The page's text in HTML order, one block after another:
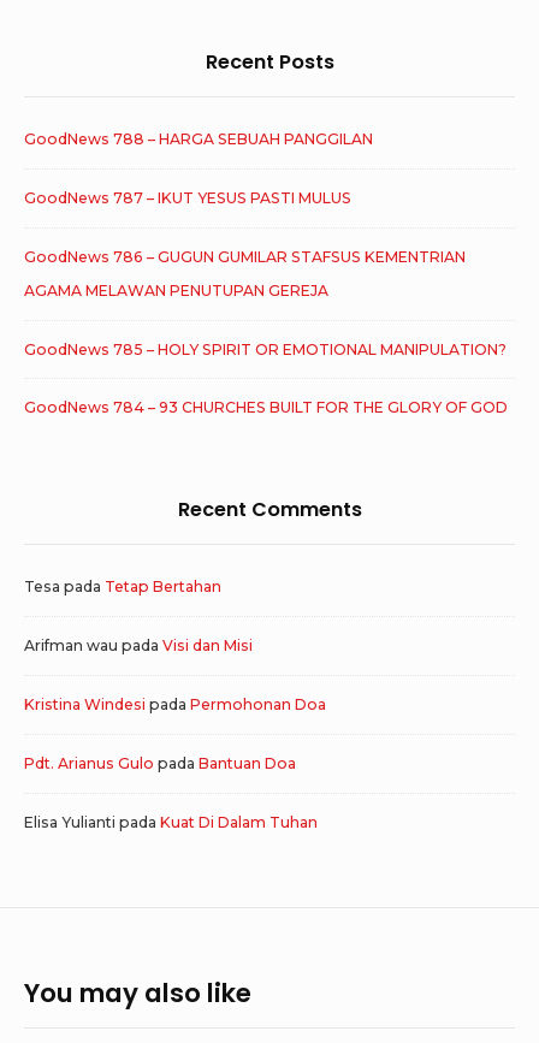
Recent Posts
GoodNews 788 – HARGA SEBUAH PANGGILAN
GoodNews 787 – IKUT YESUS PASTI MULUS
GoodNews 786 – GUGUN GUMILAR STAFSUS KEMENTRIAN
AGAMA MELAWAN PENUTUPAN GEREJA
GoodNews 785 – HOLY SPIRIT OR EMOTIONAL MANIPULATION?
GoodNews 784 – 93 CHURCHES BUILT FOR THE GLORY OF GOD
Recent Comments
Tesa pada Tetap Bertahan
Arifman wau pada Visi dan Misi
Kristina Windesi pada Permohonan Doa
Pdt. Arianus Gulo pada Bantuan Doa
Elisa Yulianti pada Kuat Di Dalam Tuhan
You may also like